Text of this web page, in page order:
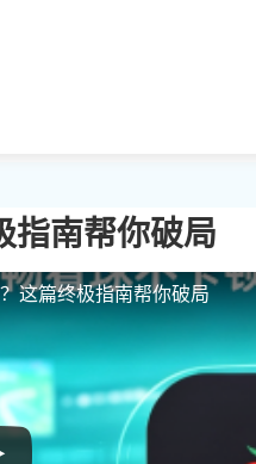
指南帮你破局
这篇终极指南帮你破局